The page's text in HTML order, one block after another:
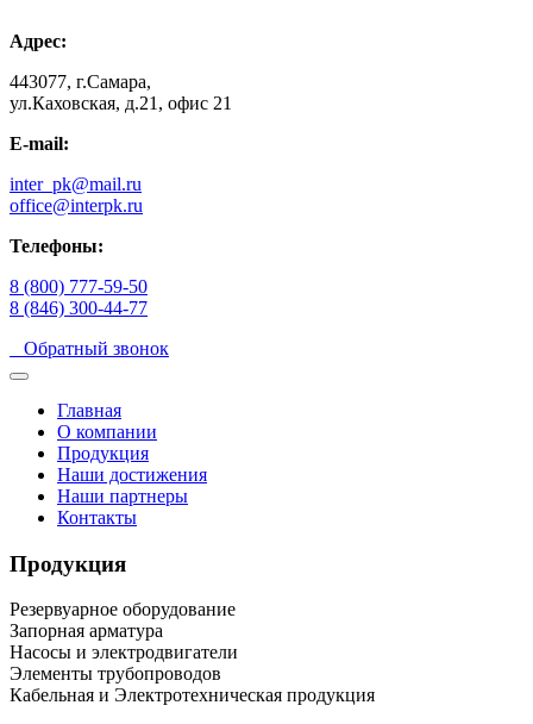
Адрес:
443077, г.Самара,
ул.Каховская, д.21, офис 21
E-mail:
inter_pk@mail.ru
office@interpk.ru
Телефоны:
8 (800) 777-59-50
8 (846) 300-44-77
Обратный звонок
Главная
О компании
Продукция
Наши достижения
Наши партнеры
Контакты
Продукция
Резервуарное оборудование
Запорная арматура
Насосы и электродвигатели
Элементы трубопроводов
Кабельная и Электротехническая продукция